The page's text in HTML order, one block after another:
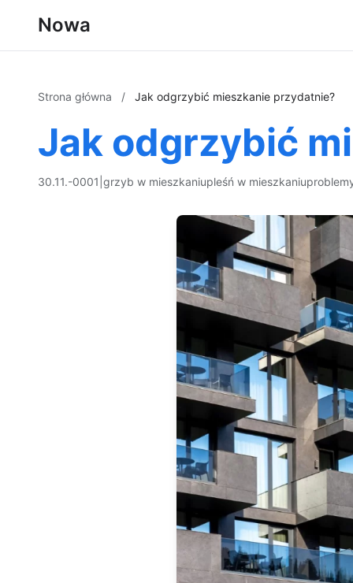
Nowa
Strona główna / Jak odgrzybić mieszkanie przydatnie?
Jak odgrzybić
30.11.-0001 grzyb w mieszkaniupleśń w mieszkaniu